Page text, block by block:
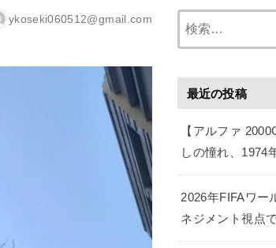
ykoseki060512@gmail.com
最近の投稿
【アルファ
しの憧れ、1974
2026年FIFAワー
ネジメント視点